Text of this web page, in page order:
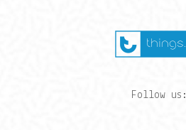
Follow us: